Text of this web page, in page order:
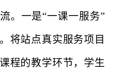
。一是“一课一服务”
将站点真实服务项目
程的教学环节，学生